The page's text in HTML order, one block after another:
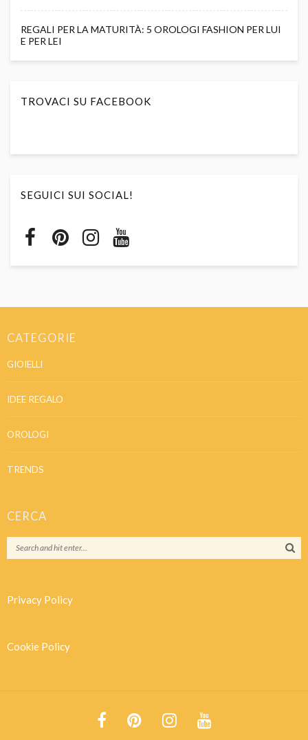
REGALI PER LA MATURITÀ: 5 OROLOGI FASHION PER LUI
E PER LEI
TROVACI SU FACEBOOK
SEGUICI SUI SOCIAL!
CATEGORIE
GIOIELLI
IDEE REGALO
OROLOGI
TRENDS
CERCA
Privacy Policy
Cookie Policy